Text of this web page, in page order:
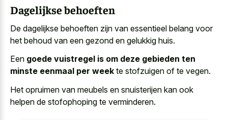
Dagelijkse behoeften
De dagelijkse behoeften zijn van essentieel belang voor
het behoud van een gezond en gelukkig huis.
Een goede vuistregel is om deze gebieden ten
minste eenmaal per week te stofzuigen of te vegen.
Het opruimen van meubels en snuisterijen kan ook
helpen de stofophoping te verminderen.